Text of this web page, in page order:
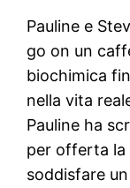
Pauline e
go on un
biochimica
nella vita
Pauline ha
per offerta la
soddisfare